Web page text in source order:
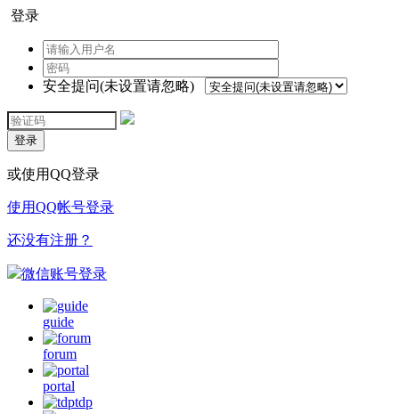
登录
安全提问(未设置请忽略)
登录
或使用QQ登录
使用QQ帐号登录
还没有注册？
微信账号登录
guide
forum
portal
tdp